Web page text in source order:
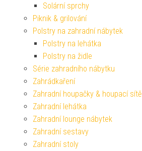
Solární sprchy
Piknik & grilování
Polstry na zahradní nábytek
Polstry na lehátka
Polstry na židle
Série zahradního nábytku
Zahrádkaření
Zahradní houpačky & houpací sítě
Zahradní lehátka
Zahradní lounge nábytek
Zahradní sestavy
Zahradní stoly